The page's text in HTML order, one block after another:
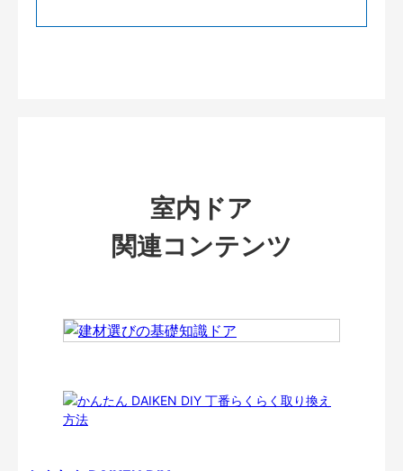
室内ドア
関連コンテンツ